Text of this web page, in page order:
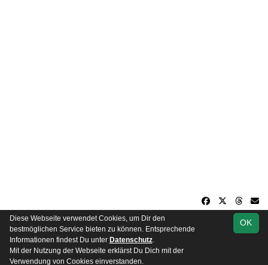
soccero.de
© 2006 - 2026
Besucherstatistik Impressum Datenschutz
OK
Diese Webseite verwendet Cookies, um Dir den
bestmöglichen Service bieten zu können. Entsprechende
Informationen findest Du unter Datenschutz.
Mit der Nutzung der Webseite erklärst Du Dich mit der
Verwendung von Cookies einverstanden.